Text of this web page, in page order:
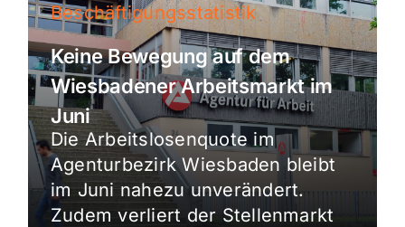
Beschäftigungsstatistik
Keine Bewegung auf dem
Wiesbadener Arbeitsmarkt im
Juni
Die Arbeitslosenquote im
Agenturbezirk Wiesbaden bleibt
im Juni nahezu unverändert.
Zudem verliert der Stellenmarkt